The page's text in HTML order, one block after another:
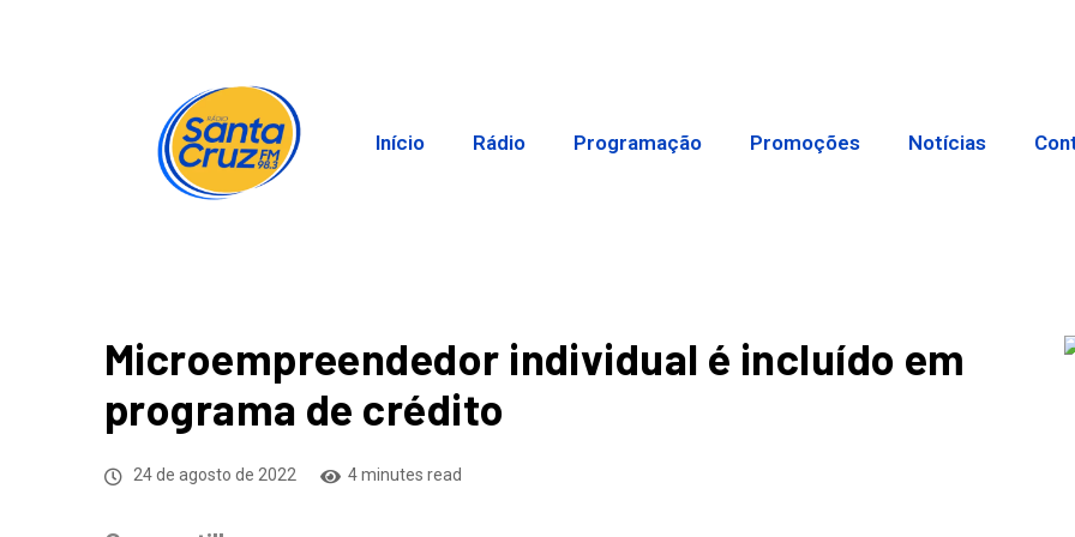
Início Rádio Programação Promoções Notícias
Microempreendedor individual é incluído em
programa de crédito
24 de agosto de 2022 4 minutes read